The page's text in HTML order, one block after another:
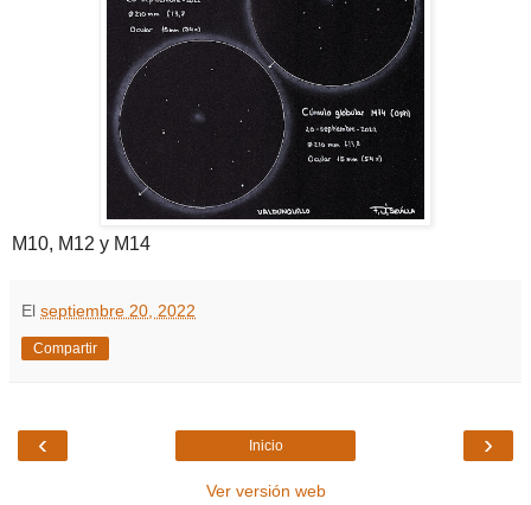
M10, M12 y M14
El septiembre 20, 2022
Compartir
‹ ›
Inicio
Ver versión web